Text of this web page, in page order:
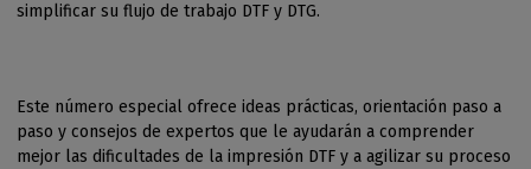
simplificar su flujo de trabajo DTF y DTG.
Este número especial ofrece ideas prácticas, orientación paso a
paso y consejos de expertos que le ayudarán a comprender
mejor las dificultades de la impresión DTF y a agilizar su proceso